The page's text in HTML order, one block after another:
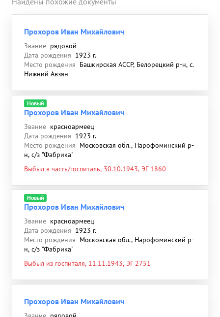
Прохоров Иван Михайлович
Звание рядовой
Дата рождения 1923 г.
Место рождения Башкирская АССР, Белорецкий р-н, с.
Нижний Авзян
Новый
Прохоров Иван Михайлович
Звание красноармеец
Дата рождения 1923 г.
Место рождения Московская обл., Нарофоминский р-
н, с/з "Фабрика"
Выбыл в часть/госпиталь, 30.10.1943, ЭГ 1860
Новый
Прохоров Иван Михайлович
Звание красноармеец
Дата рождения 1923 г.
Место рождения Московская обл., Нарофоминский р-
н, с/з "Фабрика"
Выбыл из госпиталя, 11.11.1943, ЭГ 2751
Прохоров Иван Михайлович